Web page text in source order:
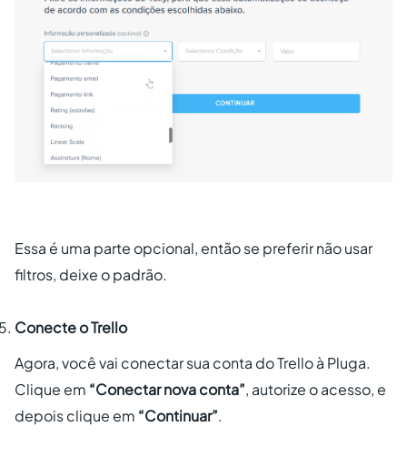
Essa é uma parte opcional, então se preferir não usar
filtros, deixe o padrão.
Conecte o Trello
Agora, você vai conectar sua conta do Trello à Pluga.
Clique em “Conectar nova conta”, autorize o acesso, e
depois clique em “Continuar”.